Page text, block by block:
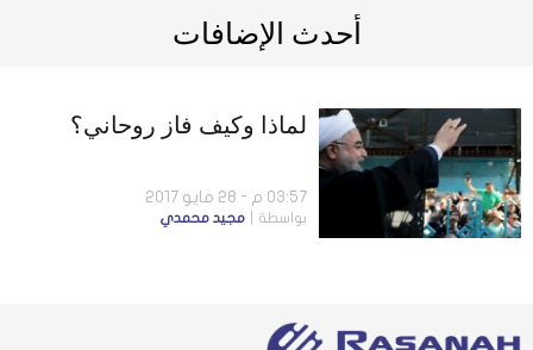
أحدث الإضافات
لماذا وكيف فاز روحاني؟
03:57 م - 28 مايو 2017
بواسطة مجيد محمدي